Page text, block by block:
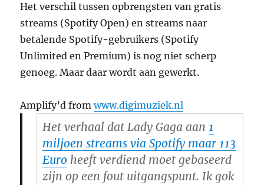
Het verschil tussen opbrengsten van gratis
streams (Spotify Open) en streams naar
betalende Spotify-gebruikers (Spotify
Unlimited en Premium) is nog niet scherp
genoeg. Maar daar wordt aan gewerkt.
Amplify’d fromwww.digimuziek.nl
Het verhaal dat Lady Gaga aan 1
miljoen streams via Spotify maar 113
Euroheeft verdiend moet gebaseerd
zijn op een fout uitgangspunt. Ik gok